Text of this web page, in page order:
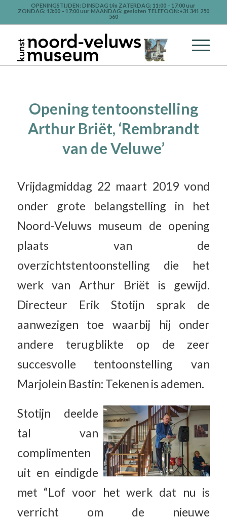
OPENINGSTIJDEN: DINSDAG t/m ZATERDAG: 11:00 – 17:00 uur
ZONDAG: 13:00 – 17:00 uur MAANDAG: gesloten TELEFOON:+31 341 250
560
Opening tentoonstelling
Arthur Briët, ‘Rembrandt
van de Veluwe’
Vrijdagmiddag 22 maart 2019 vond
onder grote belangstelling in het
Noord-Veluws museum de opening
plaats van de
overzichtstentoonstelling die het
werk van Arthur Briët is gewijd.
Directeur Erik Stotijn sprak de
aanwezigen toe waarbij hij onder
andere terugblikte op de zeer
succesvolle tentoonstelling van
Marjolein Bastin: Tekenen is ademen.
Stotijn deelde
tal van
complimenten
uit en eindigde
met “Lof voor het werk dat nu is
verricht om de nieuwe